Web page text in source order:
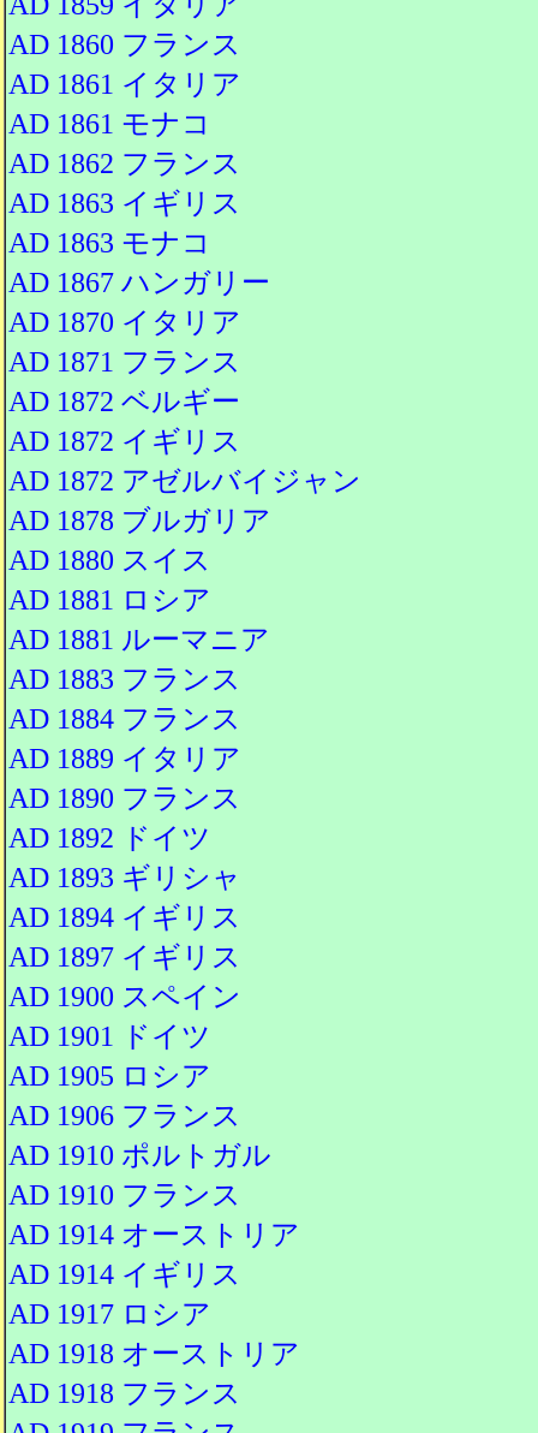
AD 1860 フランス
AD 1861 イタリア
AD 1861 モナコ
AD 1862 フランス
AD 1863 イギリス
AD 1863 モナコ
AD 1867 ハンガリー
AD 1870 イタリア
AD 1871 フランス
AD 1872 ベルギー
AD 1872 イギリス
AD 1872 アゼルバイジャン
AD 1878 ブルガリア
AD 1880 スイス
AD 1881 ロシア
AD 1881 ルーマニア
AD 1883 フランス
AD 1884 フランス
AD 1889 イタリア
AD 1890 フランス
AD 1892 ドイツ
AD 1893 ギリシャ
AD 1894 イギリス
AD 1897 イギリス
AD 1900 スペイン
AD 1901 ドイツ
AD 1905 ロシア
AD 1906 フランス
AD 1910 ポルトガル
AD 1910 フランス
AD 1914 オーストリア
AD 1914 イギリス
AD 1917 ロシア
AD 1918 オーストリア
AD 1918 フランス